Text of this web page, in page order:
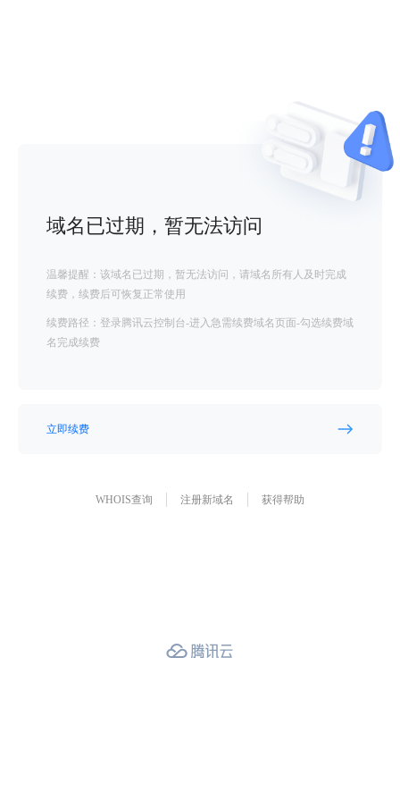
域名已过期，暂无法访问
温馨提醒：该域名已过期，暂无法访问，请域名所有人及时完成
续费，续费后可恢复正常使用
续费路径：登录腾讯云控制台-进入急需续费域名页面-勾选续费域
名完成续费
立即续费
WHOIS查询 注册新域名 获得帮助